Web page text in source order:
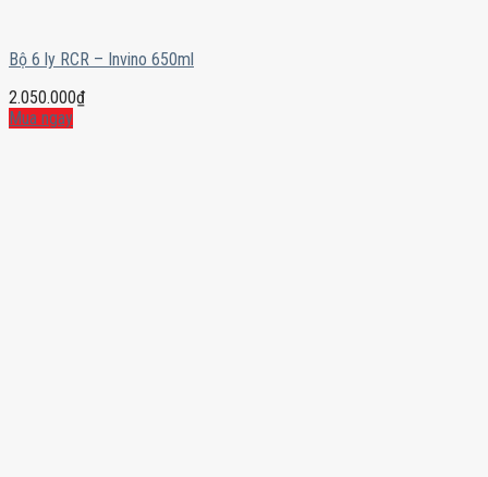
Bộ 6 ly RCR – Invino 650ml
2.050.000₫
Mua ngay